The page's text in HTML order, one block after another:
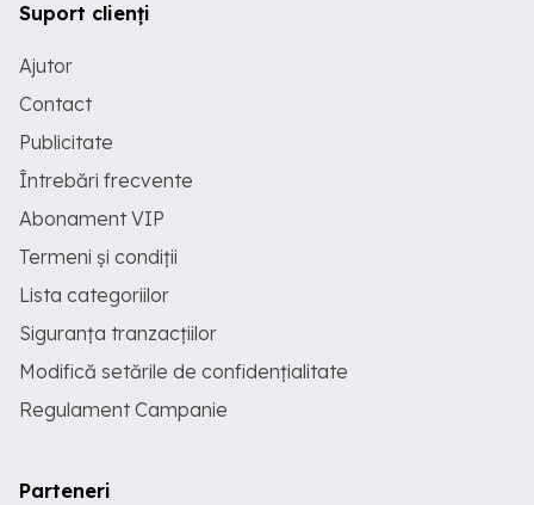
Suport clienți
Ajutor
Contact
Publicitate
Întrebări frecvente
Abonament VIP
Termeni și condiții
Lista categoriilor
Siguranța tranzacțiilor
Modifică setările de confidențialitate
Regulament Campanie
Parteneri